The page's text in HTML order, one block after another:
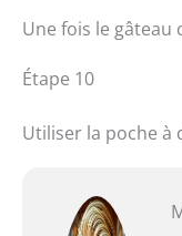
Une fois le gâteau
Étape 10
Utiliser la poche à